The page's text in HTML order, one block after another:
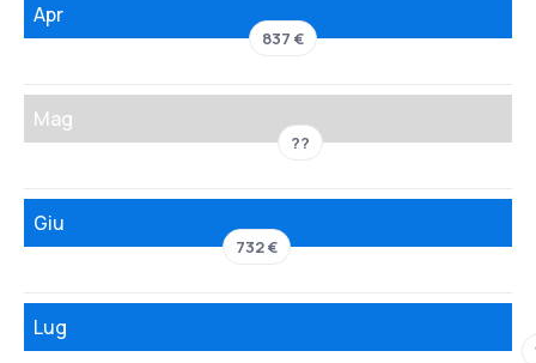
Apr
837 €
Mag
??
Giu
732 €
Lug